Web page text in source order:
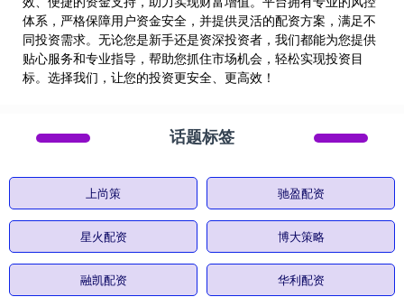
体系，严格保障用户资金安全，并提供灵活的配资方案，满足不
同投资需求。无论您是新手还是资深投资者，我们都能为您提供
贴心服务和专业指导，帮助您抓住市场机会，轻松实现投资目
标。选择我们，让您的投资更安全、更高效！
话题标签
上尚策 驰盈配资
星火配资 博大策略
融凯配资 华利配资